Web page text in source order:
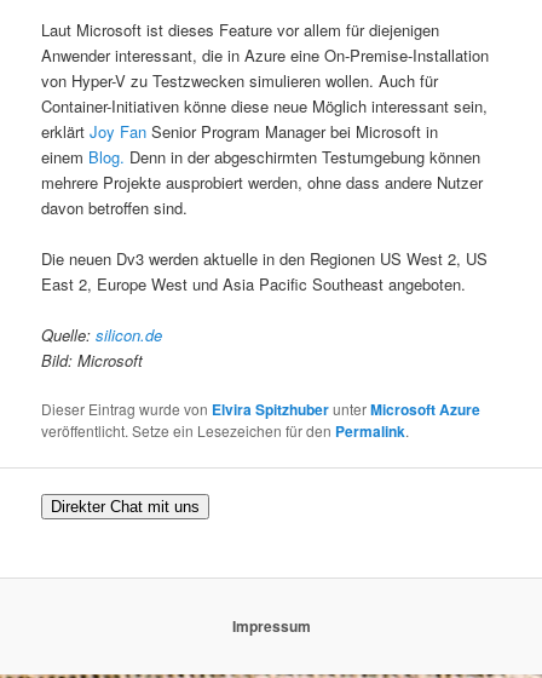
Laut Microsoft ist dieses Feature vor allem für diejenigen
Anwender interessant, die in Azure eine On-Premise-Installation
von Hyper-V zu Testzwecken simulieren wollen. Auch für
Container-Initiativen könne diese neue Möglich interessant sein,
erklärtJoy Fan Senior Program Manager bei Microsoft in
einem Blog. Denn in der abgeschirmten Testumgebung können
mehrere Projekte ausprobiert werden, ohne dass andere Nutzer
davon betroffen sind.
Die neuen Dv3 werden aktuelle in den Regionen US West 2, US
East 2, Europe West und Asia Pacific Southeast angeboten.
Quelle:silicon.de
Bild: Microsoft
Dieser Eintrag wurde von Elvira SpitzhuberunterMicrosoft Azure
veröffentlicht. Setze ein Lesezeichen für den Permalink.
Direkter Chat mit uns
Impressum